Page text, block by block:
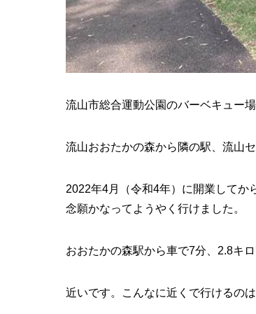
流山市総合運動公園のバーベキュー
流山おおたかの森から隣の駅、流山
2022年4月（令和4年）に開業してか
念願かなってようやく行けました。
おおたかの森駅から車で7分、2.8キロ
近いです。こんなに近くで行けるの